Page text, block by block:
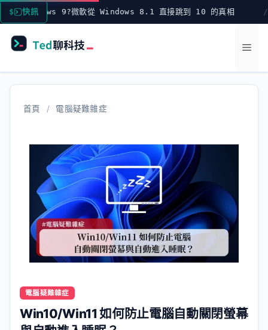
跳
至
快訊
9?微軟從 Windows 8.1 直接跳到 10 的真相
選
單
首頁 / 電腦疑難雜症
電腦疑難雜症
Win10/Win11 如何防止電腦自動關閉螢幕